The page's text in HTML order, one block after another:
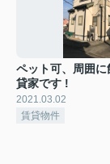
ペット可、周囲
貸家です !
2021.03.02
賃貸物件